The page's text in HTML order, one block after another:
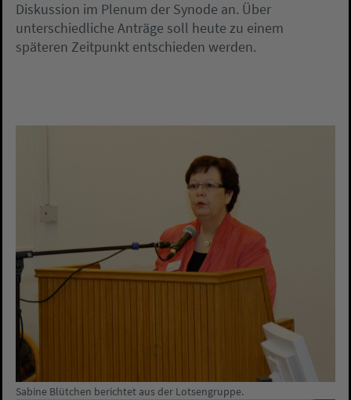
Diskussion im Plenum der Synode an. Über
unterschiedliche Anträge soll heute zu einem
späteren Zeitpunkt entschieden werden.
Sabine Blütchen berichtet aus der Lotsengruppe.